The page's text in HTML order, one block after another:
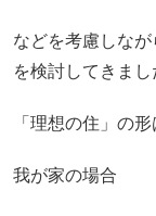
などを考慮しな
を検討してきまし
「理想の住」の
我が家の場合